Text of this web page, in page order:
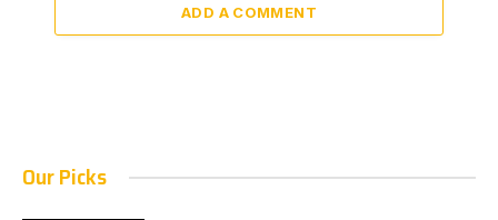
ADD A COMMENT
Our Picks